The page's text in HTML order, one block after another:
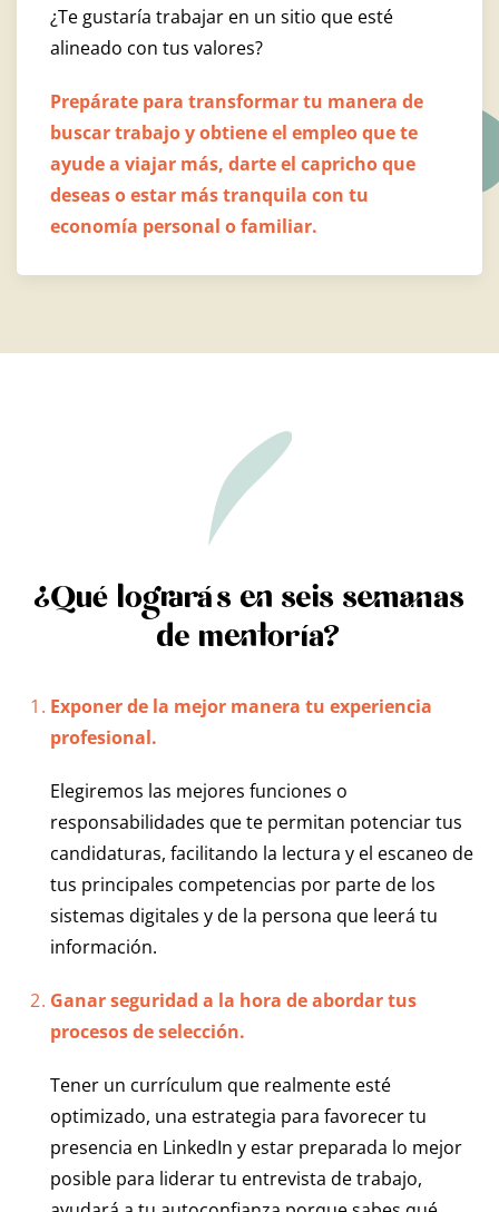
¿Te gustaría trabajar en un sitio que esté
alineado con tus valores?
Prepárate para transformar tu manera de
buscar trabajo y obtiene el empleo que te
ayude a viajar más, darte el capricho que
deseas o estar más tranquila con tu
economía personal o familiar.
¿Qué lograrás en seis semanas
de mentoría?
Exponer de la mejor manera tu experiencia
profesional.
Elegiremos las mejores funciones o
responsabilidades que te permitan potenciar tus
candidaturas, facilitando la lectura y el escaneo de
tus principales competencias por parte de los
sistemas digitales y de la persona que leerá tu
información.
Ganar seguridad a la hora de abordar tus
procesos de selección.
Tener un currículum que realmente esté
optimizado, una estrategia para favorecer tu
presencia en LinkedIn y estar preparada lo mejor
posible para liderar tu entrevista de trabajo,